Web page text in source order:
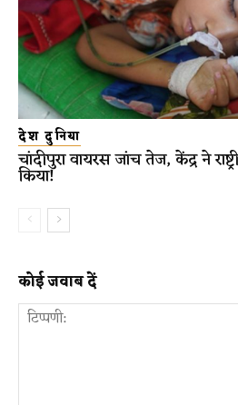
देश दुनिया
चांदीपुरा वायरस जांच तेज, केंद्र ने
किया!
कोई जवाब दें